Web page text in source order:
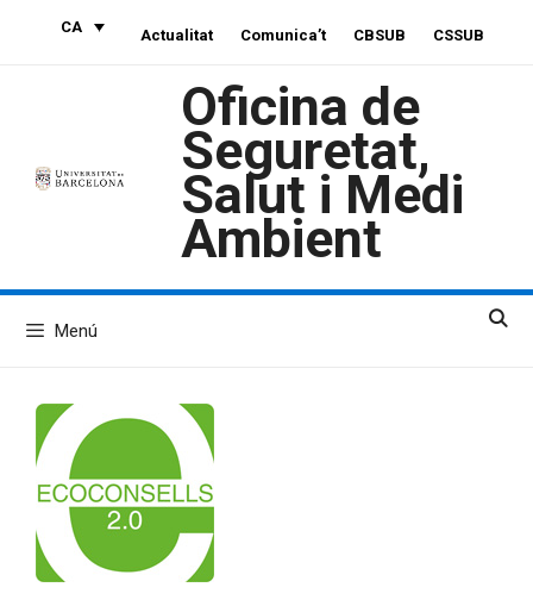
CA Actualitat Comunica’t CBSUB CSSUB
Oficina de
Seguretat,
Salut i Medi
Ambient
Menú